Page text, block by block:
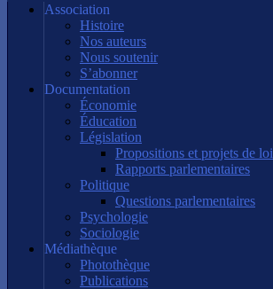
Association
Histoire
Nos auteurs
Nous soutenir
S’abonner
Documentation
Économie
Éducation
Législation
Propositions et projets de loi
Rapports parlementaires
Politique
Questions parlementaires
Psychologie
Sociologie
Médiathèque
Photothèque
Publications